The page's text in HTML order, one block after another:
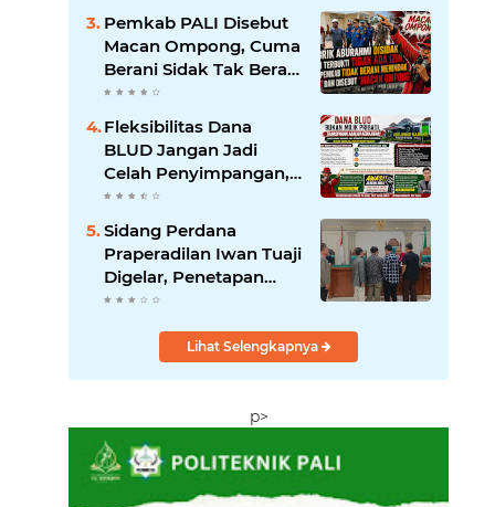
Talang Ubi Tak Boleh
Dibiarkan Beroperasi
Pemkab PALI Disebut
Macan Ompong, Cuma
Berani Sidak Tak Berani
Menindak Perusahaan
Tak Berizin
Fleksibilitas Dana
BLUD Jangan Jadi
Celah Penyimpangan,
RSUD Anwar Mahakil
Dituntut Transparan.
‎Sidang Perdana
Praperadilan Iwan Tuaji
Digelar, Penetapan
Tersangka hingga
Lihat Selengkapnya
p>